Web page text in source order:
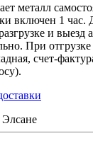
металл
включен 1 час.
и выезд
При
счет-
Элсане